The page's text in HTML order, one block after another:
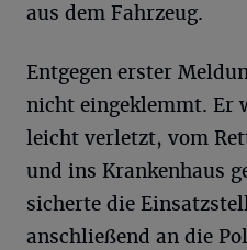
aus dem Fahrzeug.
Entgegen erster
nicht eingeklemmt. Er
leicht verletzt, vom
und ins Krankenhaus
sicherte die
anschließend an die